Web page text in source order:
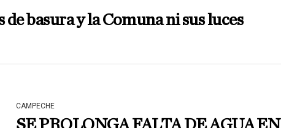
basura y la Comuna ni sus luces
CAMPECHE